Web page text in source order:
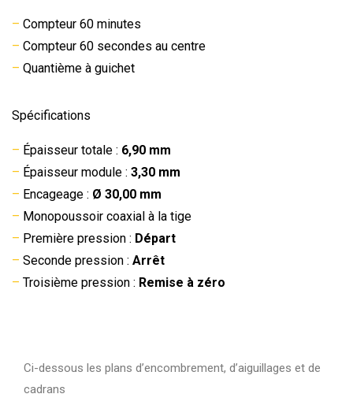
– Compteur 60 minutes
– Compteur 60 secondes au centre
– Quantième à guichet
Spécifications
– Épaisseur totale : 6,90 mm
– Épaisseur module : 3,30 mm
– Encageage : Ø 30,00 mm
– Monopoussoir coaxial à la tige
– Première pression : Départ
– Seconde pression : Arrêt
– Troisième pression : Remise à zéro
Ci-dessous les plans d’encombrement, d’aiguillages et de
cadrans